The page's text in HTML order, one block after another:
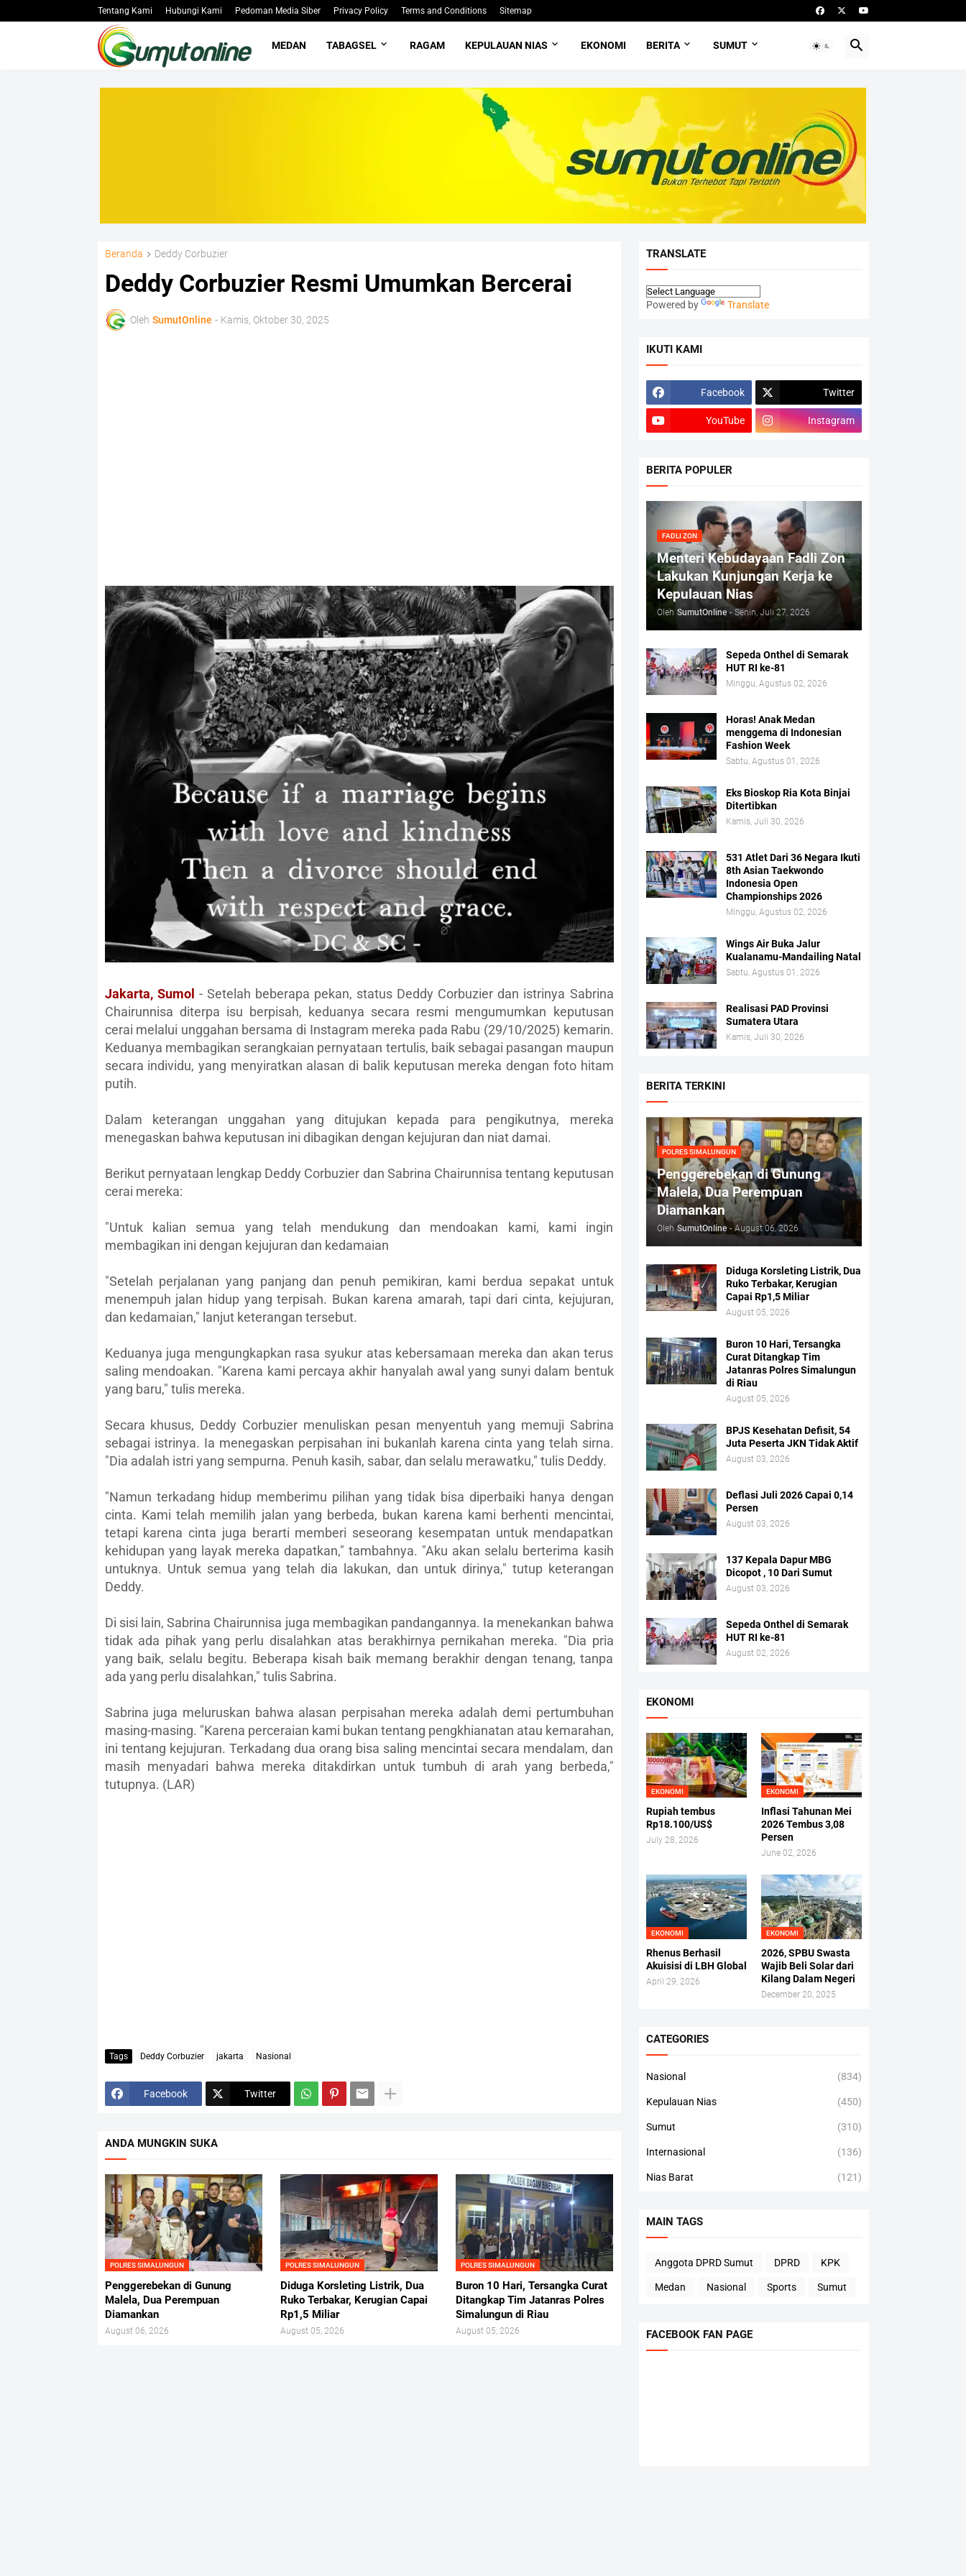
Tentang Kami Hubungi Kami Pedoman Media Siber Privacy Policy Terms and Conditions Sitemap
MEDAN TABAGSEL RAGAM KEPULAUAN NIAS EKONOMI BERITA SUMUT
Beranda Deddy Corbuzier
Deddy Corbuzier Resmi Umumkan Bercerai
Oleh SumutOnline - Kamis, Oktober 30, 2025
Jakarta, Sumol - Setelah beberapa pekan, status Deddy Corbuzier dan istrinya Sabrina
Chairunnisa diterpa isu berpisah, keduanya secara resmi mengumumkan keputusan
cerai melalui unggahan bersama di Instagram mereka pada Rabu (29/10/2025) kemarin.
Keduanya membagikan serangkaian pernyataan tertulis, baik sebagai pasangan maupun
secara individu, yang menyiratkan alasan di balik keputusan mereka dengan foto hitam
putih.
Dalam keterangan unggahan yang ditujukan kepada para pengikutnya, mereka
menegaskan bahwa keputusan ini dibagikan dengan kejujuran dan niat damai.
Berikut pernyataan lengkap Deddy Corbuzier dan Sabrina Chairunnisa tentang keputusan
cerai mereka:
"Untuk kalian semua yang telah mendukung dan mendoakan kami, kami ingin
membagikan ini dengan kejujuran dan kedamaian
"Setelah perjalanan yang panjang dan penuh pemikiran, kami berdua sepakat untuk
menempuh jalan hidup yang terpisah. Bukan karena amarah, tapi dari cinta, kejujuran,
dan kedamaian," lanjut keterangan tersebut.
Keduanya juga mengungkapkan rasa syukur atas kebersamaan mereka dan akan terus
saling mendoakan. "Karena kami percaya akhir hanyalah awal yang sunyi dalam bentuk
yang baru," tulis mereka.
Secara khusus, Deddy Corbuzier menuliskan pesan menyentuh yang memuji Sabrina
sebagai istrinya. Ia menegaskan perpisahan ini bukanlah karena cinta yang telah sirna.
"Dia adalah istri yang sempurna. Penuh kasih, sabar, dan selalu merawatku," tulis Deddy.
"Namun terkadang hidup memberimu pilihan yang tidak bisa diperbaiki hanya dengan
cinta. Kami telah memilih jalan yang berbeda, bukan karena kami berhenti mencintai,
tetapi karena cinta juga berarti memberi seseorang kesempatan untuk mendapatkan
kehidupan yang layak mereka dapatkan," tambahnya. "Aku akan selalu berterima kasih
untuknya. Untuk semua yang telah dia lakukan, dan untuk dirinya," tutup keterangan
Deddy.
Di sisi lain, Sabrina Chairunnisa juga membagikan pandangannya. Ia menekankan bahwa
tidak ada pihak yang perlu disalahkan atas berakhirnya pernikahan mereka. "Dia pria
yang baik, selalu begitu. Beberapa kisah baik memang berakhir dengan tenang, tanpa
ada yang perlu disalahkan," tulis Sabrina.
Sabrina juga meluruskan bahwa alasan perpisahan mereka adalah demi pertumbuhan
masing-masing. "Karena perceraian kami bukan tentang pengkhianatan atau kemarahan,
ini tentang kejujuran. Terkadang dua orang bisa saling mencintai secara mendalam, dan
masih menyadari bahwa mereka ditakdirkan untuk tumbuh di arah yang berbeda,"
tutupnya. (LAR)
Tags Deddy Corbuzier jakarta Nasional
Facebook Twitter
ANDA MUNGKIN SUKA
POLRES SIMALUNGUN
Penggerebekan di Gunung
Malela, Dua Perempuan
Diamankan
August 06, 2026
POLRES SIMALUNGUN
Diduga Korsleting Listrik, Dua
Ruko Terbakar, Kerugian Capai
Rp1,5 Miliar
August 05, 2026
POLRES SIMALUNGUN
Buron 10 Hari, Tersangka Curat
Ditangkap Tim Jatanras Polres
Simalungun di Riau
August 05, 2026
TRANSLATE
Powered by Translate
IKUTI KAMI
Facebook Twitter
YouTube Instagram
BERITA POPULER
FADLI ZON
Menteri Kebudayaan Fadli Zon
Lakukan Kunjungan Kerja ke
Kepulauan Nias
Oleh SumutOnline - Senin, Juli 27, 2026
Sepeda Onthel di Semarak
HUT RI ke-81
Minggu, Agustus 02, 2026
Horas! Anak Medan
menggema di Indonesian
Fashion Week
Sabtu, Agustus 01, 2026
Eks Bioskop Ria Kota Binjai
Ditertibkan
Kamis, Juli 30, 2026
531 Atlet Dari 36 Negara Ikuti
8th Asian Taekwondo
Indonesia Open
Championships 2026
Minggu, Agustus 02, 2026
Wings Air Buka Jalur
Kualanamu-Mandailing Natal
Sabtu, Agustus 01, 2026
Realisasi PAD Provinsi
Sumatera Utara
Kamis, Juli 30, 2026
BERITA TERKINI
POLRES SIMALUNGUN
Penggerebekan di Gunung
Malela, Dua Perempuan
Diamankan
Oleh SumutOnline - August 06, 2026
Diduga Korsleting Listrik, Dua
Ruko Terbakar, Kerugian
Capai Rp1,5 Miliar
August 05, 2026
Buron 10 Hari, Tersangka
Curat Ditangkap Tim
Jatanras Polres Simalungun
di Riau
August 05, 2026
BPJS Kesehatan Defisit, 54
Juta Peserta JKN Tidak Aktif
August 03, 2026
Deflasi Juli 2026 Capai 0,14
Persen
August 03, 2026
137 Kepala Dapur MBG
Dicopot , 10 Dari Sumut
August 03, 2026
Sepeda Onthel di Semarak
HUT RI ke-81
August 02, 2026
EKONOMI
EKONOMI
Rupiah tembus
Rp18.100/US$
July 28, 2026
EKONOMI
Inflasi Tahunan Mei
2026 Tembus 3,08
Persen
June 02, 2026
EKONOMI
Rhenus Berhasil
Akuisisi di LBH Global
April 29, 2026
EKONOMI
2026, SPBU Swasta
Wajib Beli Solar dari
Kilang Dalam Negeri
December 20, 2025
CATEGORIES
Nasional (834)
Kepulauan Nias (450)
Sumut (310)
Internasional (136)
Nias Barat (121)
MAIN TAGS
Anggota DPRD Sumut DPRD KPK
Medan Nasional Sports Sumut
FACEBOOK FAN PAGE